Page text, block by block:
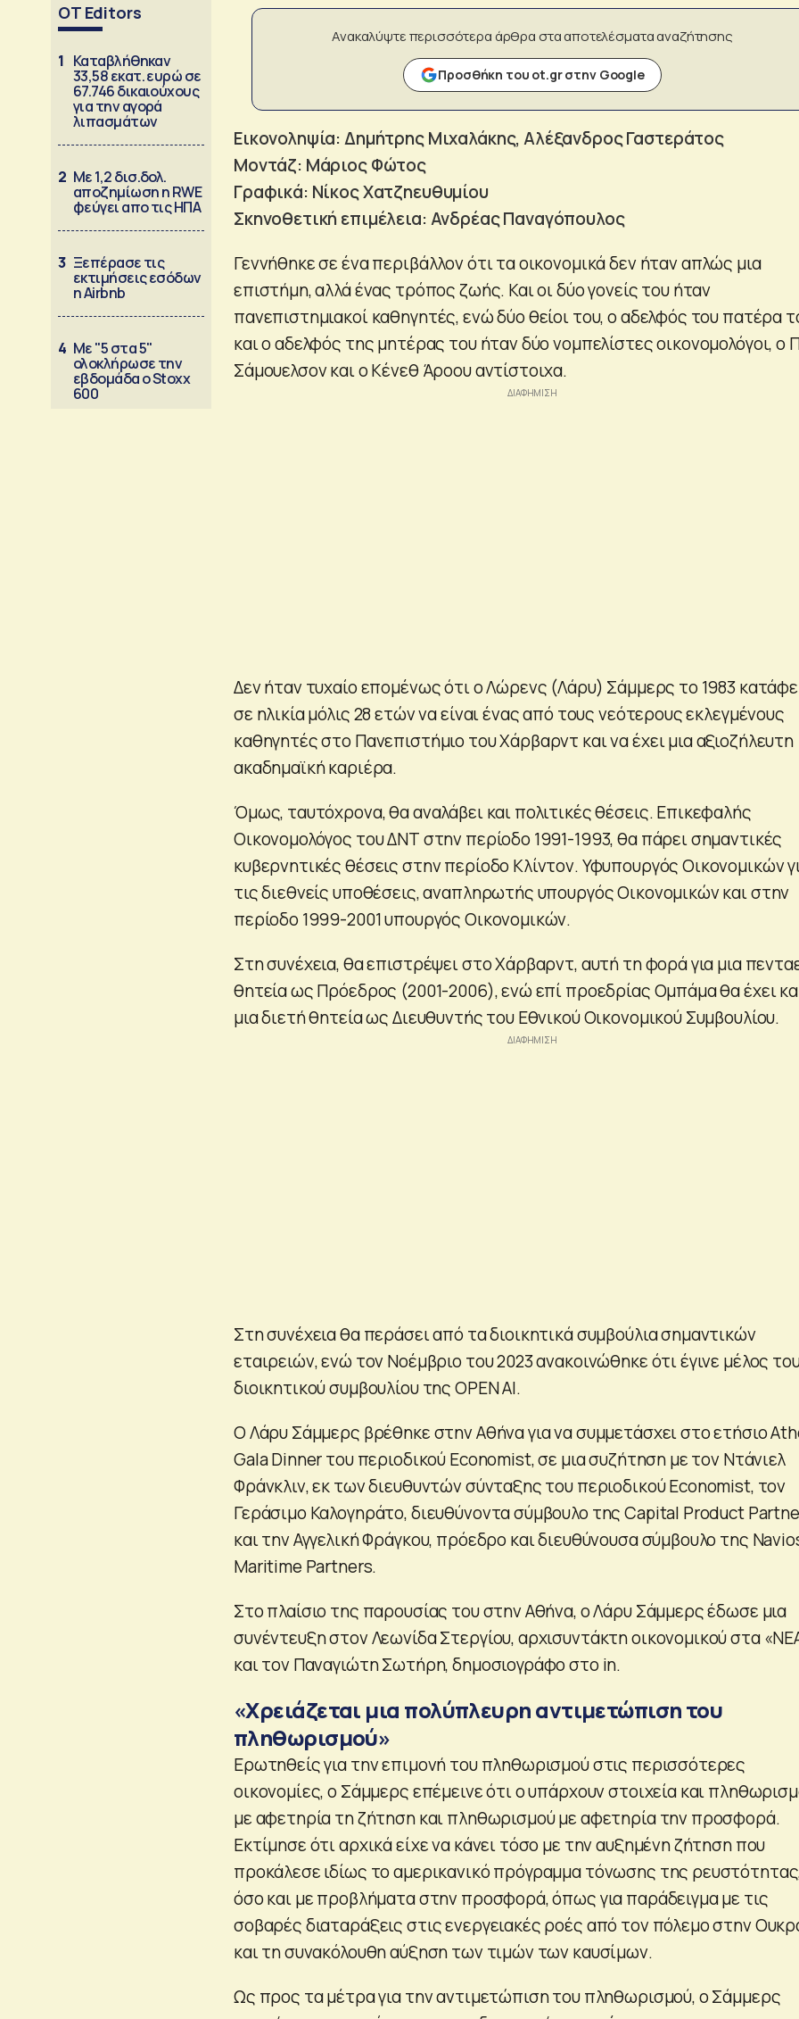
OT Editors
1 Καταβλήθηκαν
33,58 εκατ. ευρώ σε
67.746 δικαιούχους
για την αγορά
λιπασμάτων
2 Με 1,2 δισ.δολ.
αποζημίωση η RWE
φεύγει απο τις ΗΠΑ
3 Ξεπέρασε τις
εκτιμήσεις εσόδων
η Airbnb
4 Με "5 στα 5"
ολοκλήρωσε την
εβδομάδα ο Stoxx
600
Ανακαλύψτε περισσότερα άρθρα στα αποτελέσματα αναζήτησης
Προσθήκη του ot.gr στην Google
Εικονοληψία: Δημήτρης Μιχαλάκης, Αλέξανδρος Γαστεράτος
Μοντάζ: Μάριος Φώτος
Γραφικά: Νίκος Χατζηευθυμίου
Σκηνοθετική επιμέλεια: Ανδρέας Παναγόπουλος
Γεννήθηκε σε ένα περιβάλλον ότι τα οικονομικά δεν ήταν απλώς μια
επιστήμη, αλλά ένας τρόπος ζωής. Και οι δύο γονείς του ήταν
πανεπιστημιακοί καθηγητές, ενώ δύο θείοι του, ο αδελφός του πατέρα
και ο αδελφός της μητέρας του ήταν δύο νομπελίστες οικονομολόγοι, ο
Σάμουελσον και ο Κένεθ Άροου αντίστοιχα.
Δεν ήταν τυχαίο επομένως ότι ο Λώρενς (Λάρυ) Σάμμερς το 1983
σε ηλικία μόλις 28 ετών να είναι ένας από τους νεότερους εκλεγμένους
καθηγητές στο Πανεπιστήμιο του Χάρβαρντ και να έχει μια αξιοζήλευτη
ακαδημαϊκή καριέρα.
Όμως, ταυτόχρονα, θα αναλάβει και πολιτικές θέσεις. Επικεφαλής
Οικονομολόγος του ΔΝΤ στην περίοδο 1991-1993, θα πάρει σημαντικές
κυβερνητικές θέσεις στην περίοδο Κλίντον. Υφυπουργός Οικονομικών
τις διεθνείς υποθέσεις, αναπληρωτής υπουργός Οικονομικών και στην
περίοδο 1999-2001 υπουργός Οικονομικών.
Στη συνέχεια, θα επιστρέψει στο Χάρβαρντ, αυτή τη φορά για μια
θητεία ως Πρόεδρος (2001-2006), ενώ επί προεδρίας Ομπάμα θα έχει
μια διετή θητεία ως Διευθυντής του Εθνικού Οικονομικού Συμβουλίου.
Στη συνέχεια θα περάσει από τα διοικητικά συμβούλια σημαντικών
εταιρειών, ενώ τον Νοέμβριο του 2023 ανακοινώθηκε ότι έγινε μέλος
διοικητικού συμβουλίου της OPEN AI.
O Λάρυ Σάμμερς βρέθηκε στην Αθήνα για να συμμετάσχει στο ετήσιο
Gala Dinner του περιοδικού Economist, σε μια συζήτηση με τον Ντάνιελ
Φράνκλιν, εκ των διευθυντών σύνταξης του περιοδικού Economist, τον
Γεράσιμο Καλογηράτο, διευθύνοντα σύμβουλο της Capital Product
και την Αγγελική Φράγκου, πρόεδρο και διευθύνουσα σύμβουλο της
Maritime Partners.
Στο πλαίσιο της παρουσίας του στην Αθήνα, ο Λάρυ Σάμμερς έδωσε μια
συνέντευξη στον Λεωνίδα Στεργίου, αρχισυντάκτη οικονομικού στα
και τον Παναγιώτη Σωτήρη, δημοσιογράφο στο in.
«Χρειάζεται μια πολύπλευρη αντιμετώπιση του
πληθωρισμού»
Ερωτηθείς για την επιμονή του πληθωρισμού στις περισσότερες
οικονομίες, ο Σάμμερς επέμεινε ότι ο υπάρχουν στοιχεία και
με αφετηρία τη ζήτηση και πληθωρισμού με αφετηρία την προσφορά.
Εκτίμησε ότι αρχικά είχε να κάνει τόσο με την αυξημένη ζήτηση που
προκάλεσε ιδίως το αμερικανικό πρόγραμμα τόνωσης της
όσο και με προβλήματα στην προσφορά, όπως για παράδειγμα με τις
σοβαρές διαταράξεις στις ενεργειακές ροές από τον πόλεμο στην
και τη συνακόλουθη αύξηση των τιμών των καυσίμων.
Ως προς τα μέτρα για την αντιμετώπιση του πληθωρισμού, ο Σάμμερς